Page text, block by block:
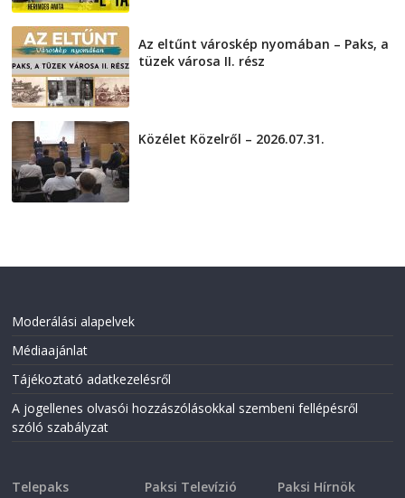
Az eltűnt városkép nyomában – Paks, a
tüzek városa II. rész
Közélet Közelről – 2026.07.31.
Moderálási alapelvek
Médiaajánlat
Tájékoztató adatkezelésről
A jogellenes olvasói hozzászólásokkal szembeni fellépésről
szóló szabályzat
Telepaks
Paksi Televízió Paksi Hírnök